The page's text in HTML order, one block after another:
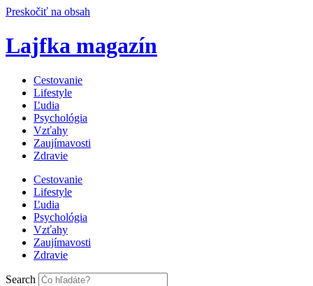
Preskočiť na obsah
Lajfka magazín
Cestovanie
Lifestyle
Ľudia
Psychológia
Vzťahy
Zaujímavosti
Zdravie
Cestovanie
Lifestyle
Ľudia
Psychológia
Vzťahy
Zaujímavosti
Zdravie
Search